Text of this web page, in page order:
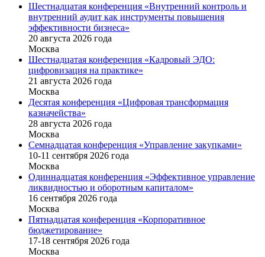
Шестнадцатая конференция «Внутренний контроль и
внутренний аудит как инструменты повышения
эффективности бизнеса»
20 августа 2026 года
Москва
Шестнадцатая конференция «Кадровый ЭДО:
цифровизация на практике»
21 августа 2026 года
Москва
Десятая конференция «Цифровая трансформация
казначейства»
28 августа 2026 года
Москва
Семнадцатая конференция «Управление закупками»
10-11 сентября 2026 года
Москва
Одиннадцатая конференция «Эффективное управление
ликвидностью и оборотным капиталом»
16 cентября 2026 года
Москва
Пятнадцатая конференция «Корпоративное
бюджетирование»
17-18 сентября 2026 года
Москва